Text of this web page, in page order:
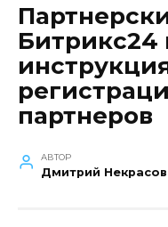
Битрикс24
партнеров
АВТОР
Дмитрий Некрасов